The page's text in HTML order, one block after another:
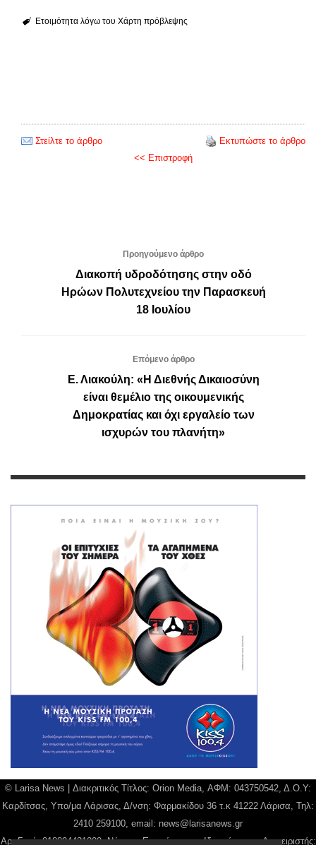
Ετοιμότητα λόγω του Χάρτη πρόβλεψης
Στείλτε το άρθρο
Εκτυπώστε το άρθρο
<< Επιστροφή
Προηγούμενο άρθρο
Διακοπή υδροδότησης στην οδό
Ηρώων Πολυτεχνείου την Παρασκευή
18 Ιουλίου
Επόμενο άρθρο
Ε. Λιακούλη: «Η Διεθνής Δικαιοσύνη
είναι θεμέλιο της οικουμενικής
Δημοκρατίας και όχι εργαλείο των
ισχυρών του πλανήτη»
© Larisa News | Διακριτικός Τίτλος: Orion Media, ΑΦΜ: 043750542, Δ.Ο.Υ:
Καρδίτσας, Υπο/μα Λάρισας, Δ/νση: Φαρμακίδου 36 τ.κ 41222 Λάρισα, Τηλ:
2410 259100, email: news@larisanews.gr
Αρ. Γεμή: 018804431000, Νόμιμος Εκπρόσωπος, Ιδιοκτήτης και Διαχειριστής: